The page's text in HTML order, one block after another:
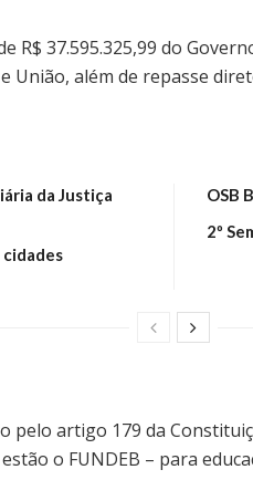
37.595.325,99 do
além de repasse
da Justiça
cidades
OSB
2º
artigo 179 da
o FUNDEB – para